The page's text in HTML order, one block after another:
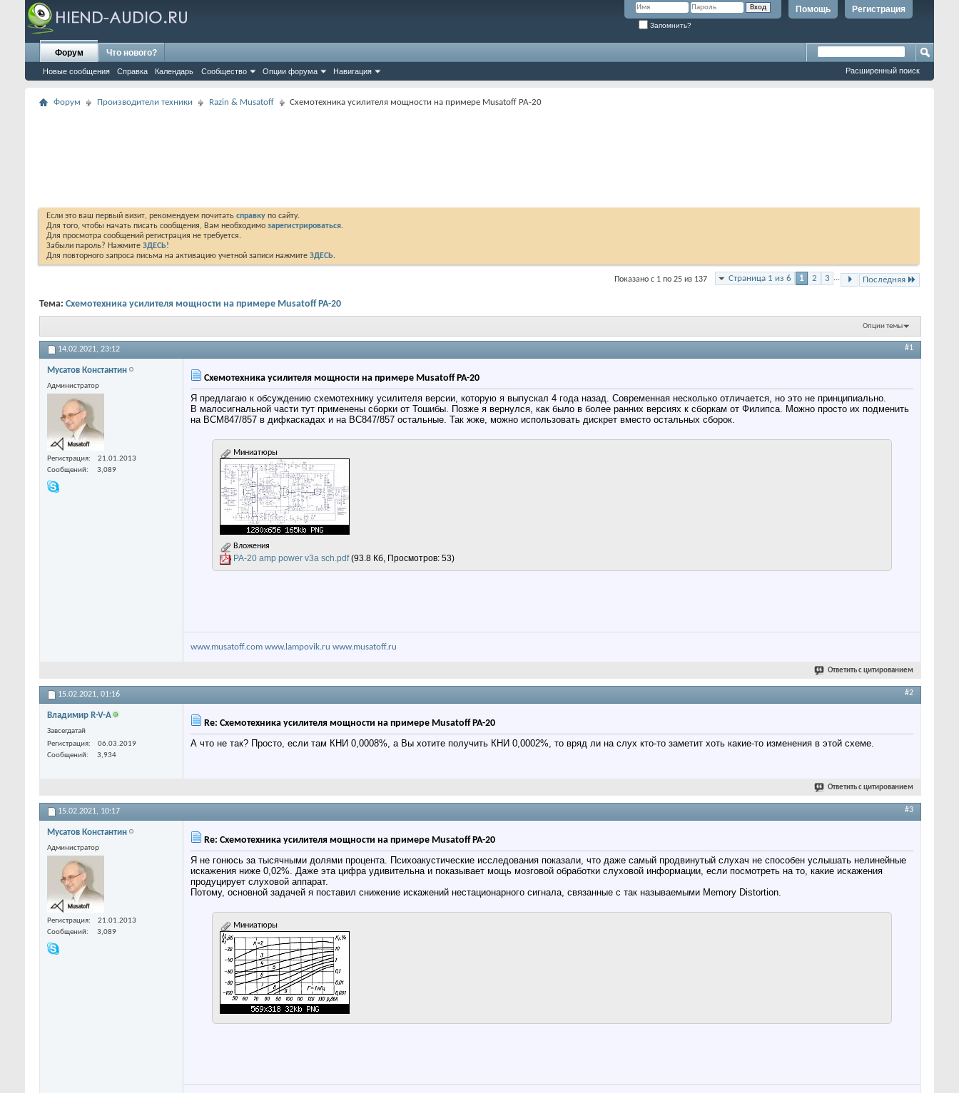
Регистрация
Помощь
Запомнить?
Форум
Новые сообщения Справка Календарь Сообщество Опции форума Навигация
Что нового?
Расширенный поиск
Форум Производители техники Razin & Musatoff Схемотехника усилителя мощности на примере Musatoff PA-20
Если это ваш первый визит, рекомендуем почитать справку по сайту.
Для того, чтобы начать писать сообщения, Вам необходимо зарегистрироваться.
Для просмотра сообщений регистрация не требуется.
Забыли пароль? Нажмите ЗДЕСЬ!
Для повторного запроса письма на активацию учетной записи нажмите ЗДЕСЬ.
Страница 1 из 6 1 2 3 ... Последняя
Показано с 1 по 25 из 137
Тема: Схемотехника усилителя мощности на примере Musatoff PA-20
Опции темы
14.02.2021, 23:12 #1
Мусатов Константин
Администратор
Регистрация
21.01.2013
Сообщений
3,089
Схемотехника усилителя мощности на примере Musatoff PA-20
Я предлагаю к обсуждению схемотехнику усилителя версии, которую я выпускал 4 года назад. Современная несколько отличается, но это не принципиально.
В малосигнальной части тут применены сборки от Тошибы. Позже я вернулся, как было в более ранних версиях к сборкам от Филипса. Можно просто их подменить
на BCM847/857 в дифкаскадах и на BC847/857 остальные. Так жже, можно использовать дискрет вместо остальных сборок.
Миниатюры
Вложения
PA-20 amp power v3a sch.pdf (93.8 Кб, Просмотров: 53)
www.musatoff.com www.lampovik.ru www.musatoff.ru
Ответить с цитированием
15.02.2021, 01:16 #2
Владимир R-V-A
Завсегдатай
Регистрация
06.03.2019
Сообщений
3,934
Re: Схемотехника усилителя мощности на примере Musatoff PA-20
А что не так? Просто, если там КНИ 0,0008%, а Вы хотите получить КНИ 0,0002%, то вряд ли на слух кто-то заметит хоть какие-то изменения в этой схеме.
Ответить с цитированием
15.02.2021, 10:17 #3
Мусатов Константин
Администратор
Регистрация
21.01.2013
Сообщений
3,089
Re: Схемотехника усилителя мощности на примере Musatoff PA-20
Я не гонюсь за тысячными долями процента. Психоакустические исследования показали, что даже самый продвинутый слухач не способен услышать нелинейные
искажения ниже 0,02%. Даже эта цифра удивительна и показывает мощь мозговой обработки слуховой информации, если посмотреть на то, какие искажения
продуцирует слуховой аппарат.
Потому, основной задачей я поставил снижение искажений нестационарного сигнала, связанные с так называемыми Memory Distortion.
Миниатюры